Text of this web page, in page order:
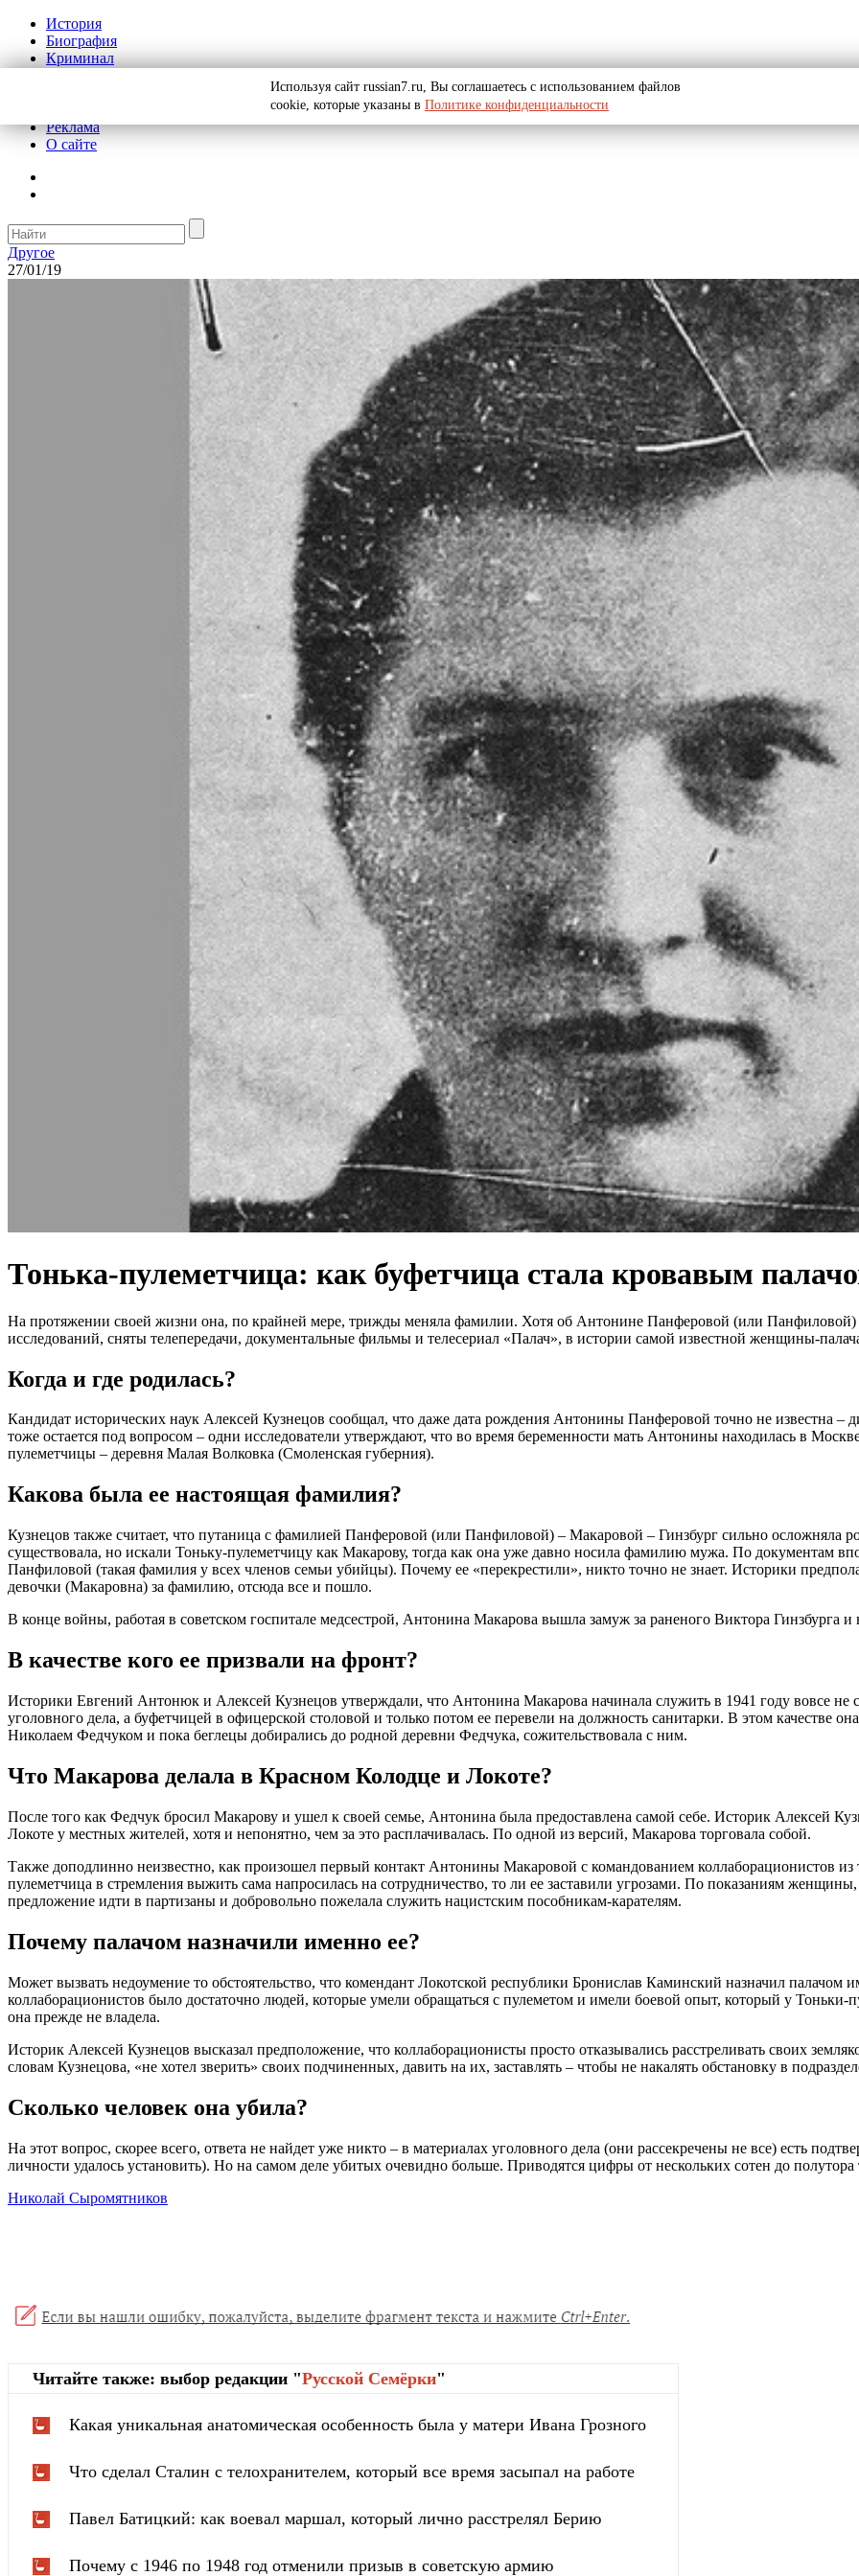
История
Биография
Криминал
Реклама
О сайте
Другое
27/01/19
Тонька-пулеметчица: как буфетчица стала кровавым
На протяжении своей жизни она, по крайней мере, трижды меняла фамилии. Хотя об Антонине Панферовой (или Панфиловой)
исследований, сняты телепередачи, документальные фильмы и телесериал «Палач», в истории самой известной женщины-
Когда и где родилась?
Кандидат исторических наук Алексей Кузнецов сообщал, что даже дата рождения Антонины Панферовой точно не известна –
тоже остается под вопросом – одни исследователи утверждают, что во время беременности мать Антонины находилась в
пулеметчицы – деревня Малая Волковка (Смоленская губерния).
Какова была ее настоящая фамилия?
Кузнецов также считает, что путаница с фамилией Панферовой (или Панфиловой) – Макаровой – Гинзбург сильно осложняла
существовала, но искали Тоньку-пулеметчицу как Макарову, тогда как она уже давно носила фамилию мужа. По документам
Панфиловой (такая фамилия у всех членов семьи убийцы). Почему ее «перекрестили», никто точно не знает. Историки
девочки (Макаровна) за фамилию, отсюда все и пошло.
В конце войны, работая в советском госпитале медсестрой, Антонина Макарова вышла замуж за раненого Виктора Гинзбурга
В качестве кого ее призвали на фронт?
Историки Евгений Антонюк и Алексей Кузнецов утверждали, что Антонина Макарова начинала служить в 1941 году вовсе не
уголовного дела, а буфетчицей в офицерской столовой и только потом ее перевели на должность санитарки. В этом качестве
Николаем Федчуком и пока беглецы добирались до родной деревни Федчука, сожительствовала с ним.
Что Макарова делала в Красном Колодце и Локоте?
После того как Федчук бросил Макарову и ушел к своей семье, Антонина была предоставлена самой себе. Историк Алексей
Локоте у местных жителей, хотя и непонятно, чем за это расплачивалась. По одной из версий, Макарова торговала собой.
Также доподлинно неизвестно, как произошел первый контакт Антонины Макаровой с командованием коллаборационистов
пулеметчица в стремления выжить сама напросилась на сотрудничество, то ли ее заставили угрозами. По показаниям
предложение идти в партизаны и добровольно пожелала служить нацистским пособникам-карателям.
Почему палачом назначили именно ее?
Может вызвать недоумение то обстоятельство, что комендант Локотской республики Бронислав Каминский назначил
коллаборационистов было достаточно людей, которые умели обращаться с пулеметом и имели боевой опыт, который у Тоньки-
она прежде не владела.
Историк Алексей Кузнецов высказал предположение, что коллаборационисты просто отказывались расстреливать своих
словам Кузнецова, «не хотел зверить» своих подчиненных, давить на их, заставлять – чтобы не накалять обстановку в
Сколько человек она убила?
На этот вопрос, скорее всего, ответа не найдет уже никто – в материалах уголовного дела (они рассекречены не все) есть
личности удалось установить). Но на самом деле убитых очевидно больше. Приводятся цифры от нескольких сотен до
Николай Сыромятников
Читайте также: выбор редакции "Русской Cемёрки"
Какая уникальная анатомическая особенность была у матери Ивана Грозного
Что сделал Сталин с телохранителем, который все время засыпал на работе
Павел Батицкий: как воевал маршал, который лично расстрелял Берию
Почему с 1946 по 1948 год отменили призыв в советскую армию
Используя сайт russian7.ru, Вы соглашаетесь с использованием файлов
cookie, которые указаны в Политике конфиденциальности